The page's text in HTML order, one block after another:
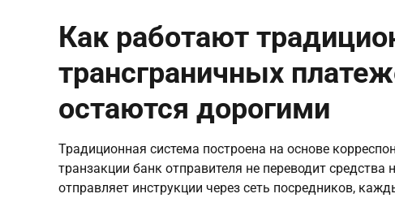
Как работают
трансграничных
остаются дорогими
Традиционная система построена на основе
транзакции банк отправителя не переводит
отправляет инструкции через сеть посредников,